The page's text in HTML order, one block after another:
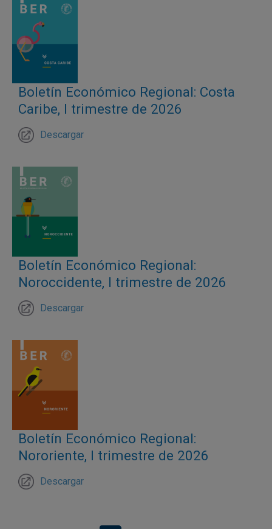
Boletín Económico Regional: Costa
Caribe, I trimestre de 2026
Descargar
Boletín Económico Regional:
Noroccidente, I trimestre de 2026
Descargar
Boletín Económico Regional:
Nororiente, I trimestre de 2026
Descargar